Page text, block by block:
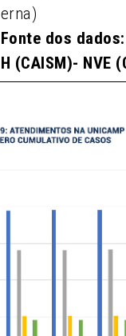
erna)
Fonte dos dados:
H (CAISM)- NVE